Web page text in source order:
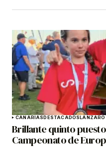
CANARIASDESTACADOS
Brillante quinto
Campeonato de